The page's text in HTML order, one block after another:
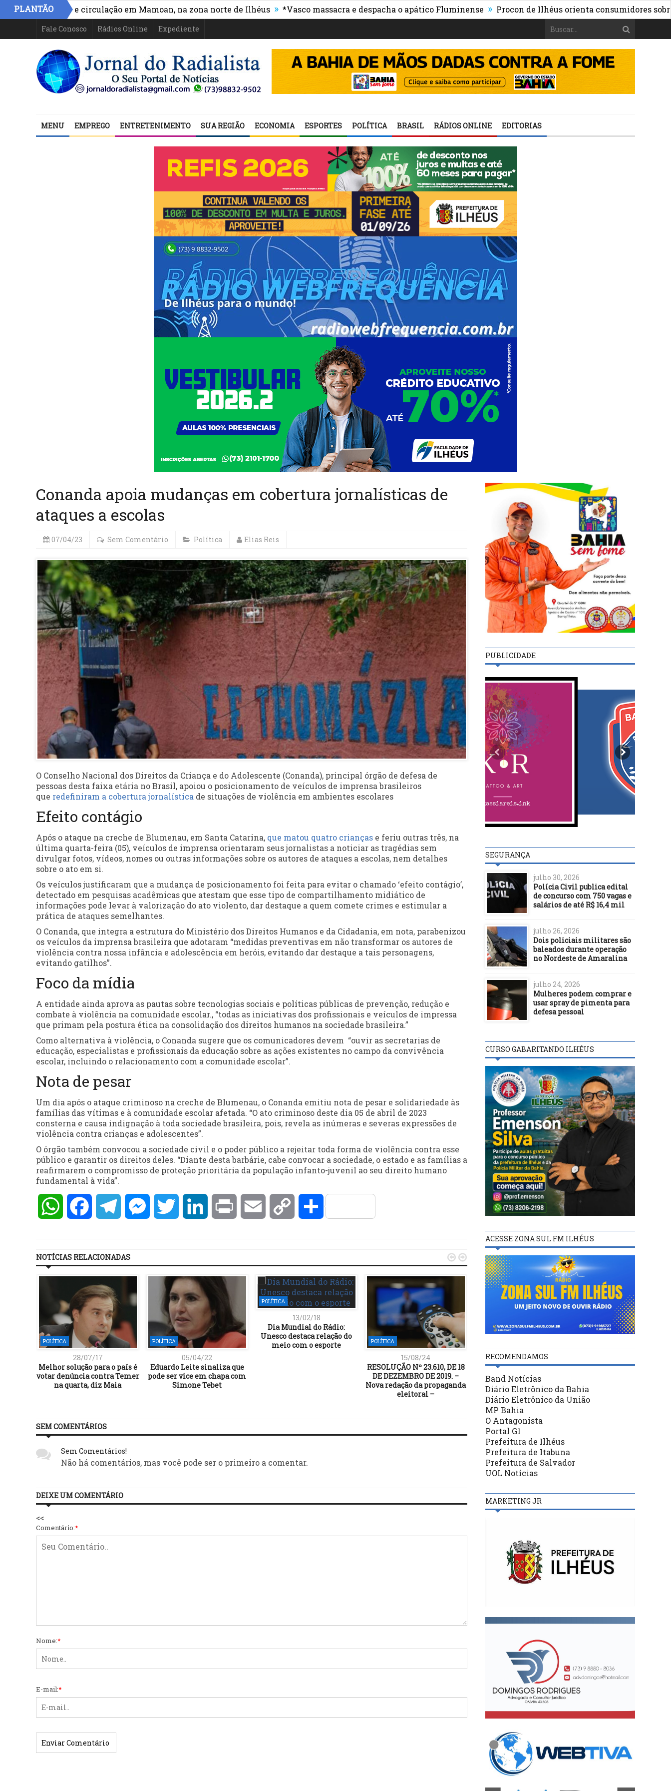
PLANTÃO
acesso e circulação em Mamoan, na zona norte de Ilhéus » *Vasco massacra e despacha o apático Fluminense » Procon de Ilhéus orienta consumidores sobre os
Fale Conosco Rádios Online Expediente
MENU EMPREGO ENTRETENIMENTO SUA REGIÃO ECONOMIA ESPORTES POLÍTICA BRASIL RÁDIOS ONLINE EDITORIAS
Conanda apoia mudanças em cobertura jornalísticas de
ataques a escolas
07/04/23 Sem Comentário Política Elias Reis
O Conselho Nacional dos Direitos da Criança e do Adolescente (Conanda), principal órgão de defesa de
pessoas desta faixa etária no Brasil, apoiou o posicionamento de veículos de imprensa brasileiros
que redefiniram a cobertura jornalística de situações de violência em ambientes escolares
Efeito contágio
Após o ataque na creche de Blumenau, em Santa Catarina, que matou quatro crianças e feriu outras três, na
última quarta-feira (05), veículos de imprensa orientaram seus jornalistas a noticiar as tragédias sem
divulgar fotos, vídeos, nomes ou outras informações sobre os autores de ataques a escolas, nem detalhes
sobre o ato em si.
Os veículos justificaram que a mudança de posicionamento foi feita para evitar o chamado ‘efeito contágio’,
detectado em pesquisas acadêmicas que atestam que esse tipo de compartilhamento midiático de
informações pode levar à valorização do ato violento, dar destaque a quem comete crimes e estimular a
prática de ataques semelhantes.
O Conanda, que integra a estrutura do Ministério dos Direitos Humanos e da Cidadania, em nota, parabenizou
os veículos da imprensa brasileira que adotaram “medidas preventivas em não transformar os autores de
violência contra nossa infância e adolescência em heróis, evitando dar destaque a tais personagens,
evitando gatilhos”.
Foco da mídia
A entidade ainda aprova as pautas sobre tecnologias sociais e políticas públicas de prevenção, redução e
combate à violência na comunidade escolar., “todas as iniciativas dos profissionais e veículos de impressa
que primam pela postura ética na consolidação dos direitos humanos na sociedade brasileira.”
Como alternativa à violência, o Conanda sugere que os comunicadores devem “ouvir as secretarias de
educação, especialistas e profissionais da educação sobre as ações existentes no campo da convivência
escolar, incluindo o relacionamento com a comunidade escolar”.
Nota de pesar
Um dia após o ataque criminoso na creche de Blumenau, o Conanda emitiu nota de pesar e solidariedade às
famílias das vítimas e à comunidade escolar afetada. “O ato criminoso deste dia 05 de abril de 2023
consterna e causa indignação à toda sociedade brasileira, pois, revela as inúmeras e severas expressões de
violência contra crianças e adolescentes”.
O órgão também convocou a sociedade civil e o poder público a rejeitar toda forma de violência contra esse
público e garantir os direitos deles. “Diante desta barbárie, cabe convocar a sociedade, o estado e as famílias a
reafirmarem o compromisso de proteção prioritária da população infanto-juvenil ao seu direito humano
fundamental à vida”.
WhatsAppFacebookTelegramMessengerTwitter LinkedInPrint Email Copy Compartilhar
NOTÍCIAS RELACIONADAS
POLÍTICA
28/07/17
Melhor solução para o país é
votar denúncia contra Temer
na quarta, diz Maia
POLÍTICA
05/04/22
Eduardo Leite sinaliza que
pode ser vice em chapa com
Simone Tebet
POLÍTICA
13/02/18
Dia Mundial do Rádio:
Unesco destaca relação do
meio com o esporte
POLÍTICA
15/08/24
RESOLUÇÃO Nº 23.610, DE 18
DE DEZEMBRO DE 2019. –
Nova redação da propaganda
eleitoral –
14/05/23
Mais de 1,2 mil pessoas
foram resgatadas de
trabalho escravo em 2023
PGR pede ao Supremo
 
SEM COMENTÁRIOS
Sem Comentários!
Não há comentários, mas você pode ser o primeiro a comentar.
DEIXE UM COMENTÁRIO
<<
Comentário:*
Nome:*
E-mail:*
PUBLICIDADE
SEGURANÇA
julho 30, 2026
Polícia Civil publica edital
de concurso com 750 vagas e
salários de até R$ 16,4 mil
julho 26, 2026
Dois policiais militares são
baleados durante operação
no Nordeste de Amaralina
julho 24, 2026
Mulheres podem comprar e
usar spray de pimenta para
defesa pessoal
CURSO GABARITANDO ILHÉUS
ACESSE ZONA SUL FM ILHÉUS
RECOMENDAMOS
Band Notícias
Diário Eletrônico da Bahia
Diário Eletrônico da União
MP Bahia
O Antagonista
Portal G1
Prefeitura de Ilhéus
Prefeitura de Itabuna
Prefeitura de Salvador
UOL Notícias
MARKETING JR